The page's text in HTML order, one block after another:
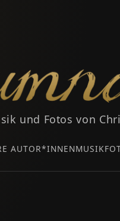
und Fotos von
AUTOR*INNENMUSIK